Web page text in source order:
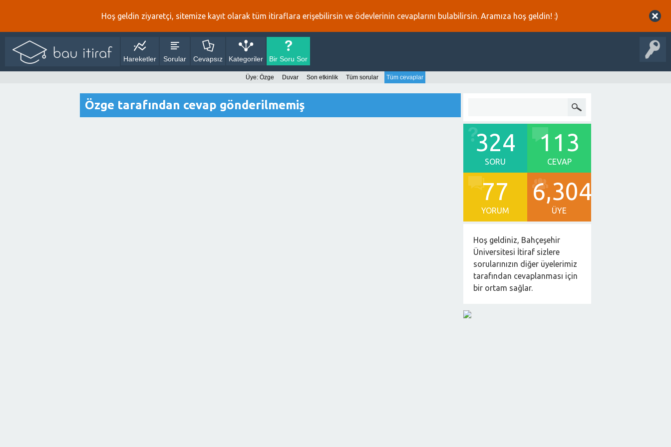
Hoş geldin ziyaretçi, sitemize kayıt olarak tüm itiraflara erişebilirsin ve ödevlerinin cevaplarını bulabilirsin. Aramıza hoş geldin! :)
Hareketler Sorular Cevapsız Kategoriler Bir Soru Sor
Üye: Özge Duvar Son etkinlik Tüm sorular Tüm cevaplar
Özge tarafından cevap gönderilmemiş
324
SORU
113
CEVAP
77
YORUM
6,304
ÜYE
Hoş geldiniz, Bahçeşehir
Üniversitesi İtiraf sizlere
sorularınızın diğer üyelerimiz
tarafından cevaplanması için
bir ortam sağlar.